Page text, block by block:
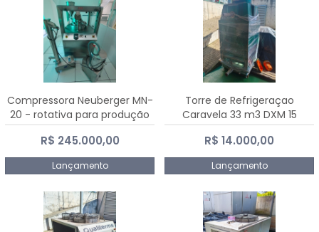
Compressora Neuberger MN-
20 - rotativa para produção
de comprimidos
R$ 245.000,00
Lançamento
Torre de Refrigeraçao
Caravela 33 m3 DXM 15
R$ 14.000,00
Lançamento